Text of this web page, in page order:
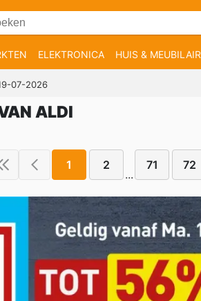
ELEKTRONICA HUIS & MEUBILAIR
07-2026
ALDI
1 2
...
71 72